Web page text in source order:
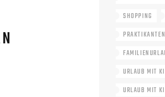
SHOPPING
URLAUB MIT
URLAUB MIT